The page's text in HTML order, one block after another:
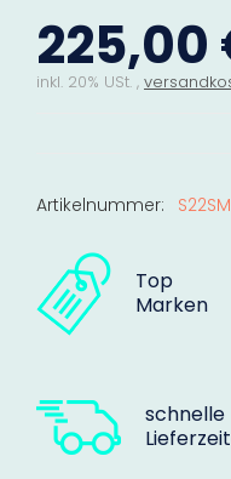
225,00
inkl. 20% USt. ,
Artikelnummer:
Top
Marken
schnelle